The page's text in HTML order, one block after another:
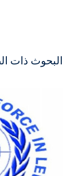
البحوث ذات